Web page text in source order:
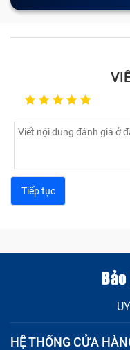
Hình ảnh hiển thị
Màn hình xuất hiện
đen.
HỆ THỐNG CỬA